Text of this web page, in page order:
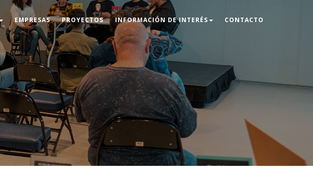
EMPRESAS PROYECTOS INFORMACIÓN DE INTERÉS CONTACTO